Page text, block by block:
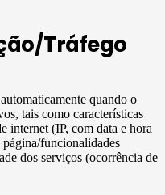
Tráfego
quando o
tais como características
internet (IP, com data e hora
funcionalidades
dos serviços (ocorrência de